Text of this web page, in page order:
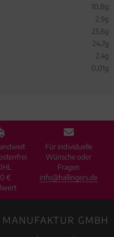
10,8g
2,9g
25,6g
24,7g
2,4g
0,01g
€
Für individuelle
Wünsche oder
Fragen
info@hallingers.de
GMBH